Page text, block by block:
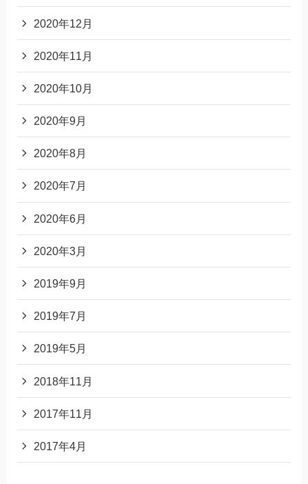
2020年12月
2020年11月
2020年10月
2020年9月
2020年8月
2020年7月
2020年6月
2020年3月
2019年9月
2019年7月
2019年5月
2018年11月
2017年11月
2017年4月